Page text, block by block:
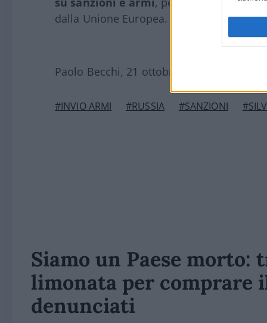
dalla Unione Europea.
Paolo Becchi, 21 ottobre 2022
#INVIO ARMI #RUSSIA #SANZIONI
Siamo un Paese morto:
limonata per comprare
denunciati